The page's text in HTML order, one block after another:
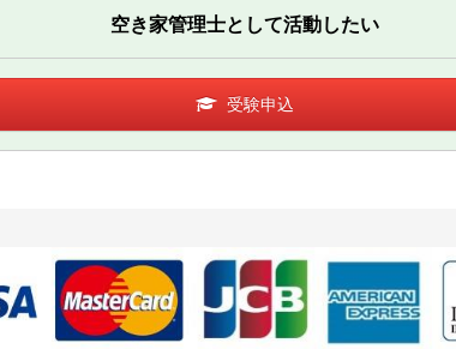
空き家管理士として活動したい
受験申込